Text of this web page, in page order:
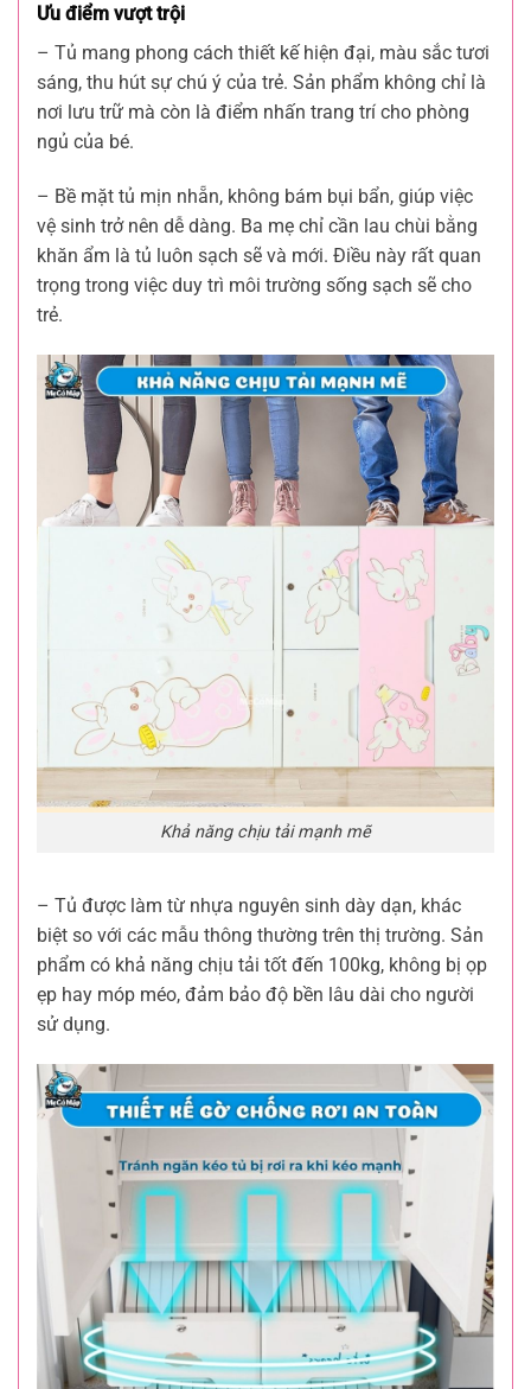
Ưu điểm vượt trội
– Tủ mang phong cách thiết kế hiện đại, màu sắc tươi
sáng, thu hút sự chú ý của trẻ. Sản phẩm không chỉ là
nơi lưu trữ mà còn là điểm nhấn trang trí cho phòng
ngủ của bé.
– Bề mặt tủ mịn nhẵn, không bám bụi bẩn, giúp việc
vệ sinh trở nên dễ dàng. Ba mẹ chỉ cần lau chùi bằng
khăn ẩm là tủ luôn sạch sẽ và mới. Điều này rất quan
trọng trong việc duy trì môi trường sống sạch sẽ cho
trẻ.
Khả năng chịu tải mạnh mẽ
– Tủ được làm từ nhựa nguyên sinh dày dạn, khác
biệt so với các mẫu thông thường trên thị trường. Sản
phẩm có khả năng chịu tải tốt đến 100kg, không bị ọp
ẹp hay móp méo, đảm bảo độ bền lâu dài cho người
sử dụng.